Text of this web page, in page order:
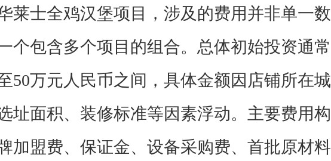
全鸡汉堡项目，涉及的费用并非单一数
个包含多个项目的组合。总体初始投资通常
50万元人民币之间，具体金额因店铺所在城
址面积、装修标准等因素浮动。主要费用构
加盟费、保证金、设备采购费、首批原材料